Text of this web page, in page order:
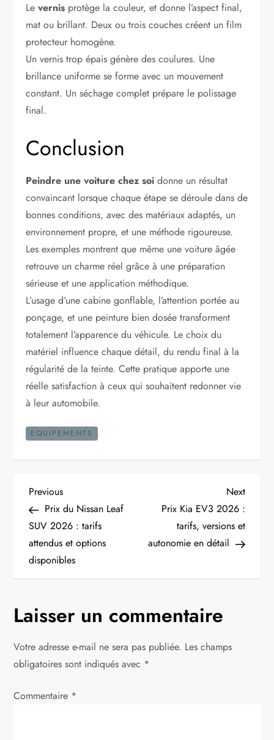
Levernis protège la couleur, et donne l’aspect final,
mat ou brillant. Deux ou trois couches créent un film
protecteur homogène.
Un vernis trop épais génère des coulures. Une
brillance uniforme se forme avec un mouvement
constant. Un séchage complet prépare le polissage
final.
Conclusion
Peindre une voiture chez soi donne un résultat
convaincant lorsque chaque étape se déroule dans de
bonnes conditions, avec des matériaux adaptés, un
environnement propre, et une méthode rigoureuse.
Les exemples montrent que même une voiture âgée
retrouve un charme réel grâce à une préparation
sérieuse et une application méthodique.
L’usage d’une cabine gonflable, l’attention portée au
ponçage, et une peinture bien dosée transforment
totalement l’apparence du véhicule. Le choix du
matériel influence chaque détail, du rendu final à la
régularité de la teinte. Cette pratique apporte une
réelle satisfaction à ceux qui souhaitent redonner vie
à leur automobile.
EQUIPEMENTS
N
a
v
g
a
t
i
Previous
Post
Previous
Prix du Nissan Leaf
SUV 2026 : tarifs
attendus et options
disponibles
Next
Post
Next
Prix Kia EV3 2026 :
tarifs, versions et
autonomie en détail
Laisser un commentaire
Votre adresse e-mail ne sera pas publiée. Les champs
obligatoires sont indiqués avec *
Commentaire *